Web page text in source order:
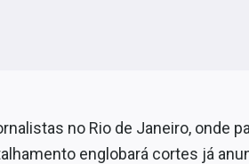
no Rio de Janeiro, onde
englobará cortes já